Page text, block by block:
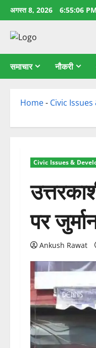
छोड़कर
सामग्री
अगस्त 8, 2026 6:55:08 PM
समाचार नौकरी
Home- Civic
Civic Issues &
पर
Ankush Rawat